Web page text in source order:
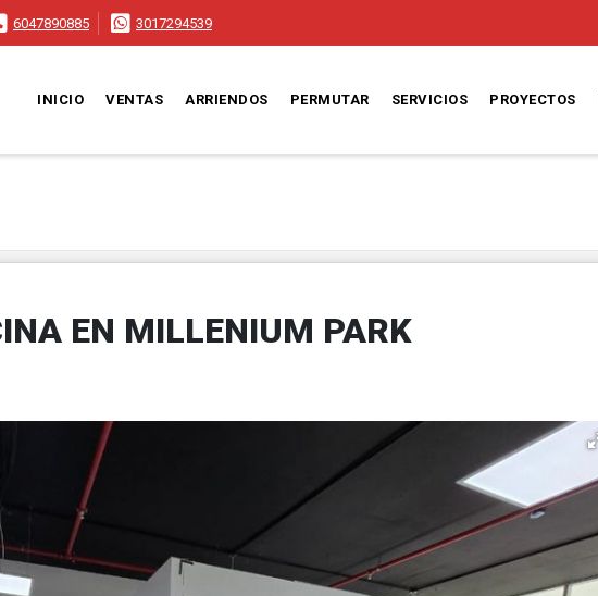
6047890885 3017294539
INICIO VENTAS ARRIENDOS PERMUTAR SERVICIOS PROYECTOS
EN MILLENIUM PARK